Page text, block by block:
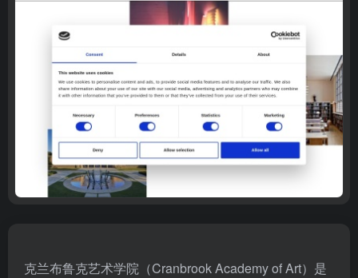
克兰布鲁克艺术学院（Cranbrook Academy of Art）是